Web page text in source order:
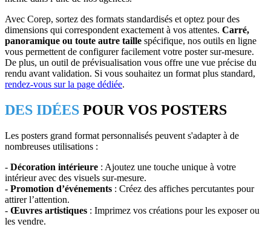
Avec Corep, sortez des formats standardisés et optez pour des
dimensions qui correspondent exactement à vos attentes. Carré,
panoramique ou toute autre taille spécifique, nos outils en ligne
vous permettent de configurer facilement votre poster sur-mesure.
De plus, un outil de prévisualisation vous offre une vue précise du
rendu avant validation. Si vous souhaitez un format plus standard,
rendez-vous sur la page dédiée.
DES IDÉES POUR VOS POSTERS
Les posters grand format personnalisés peuvent s'adapter à de
nombreuses utilisations :
- Décoration intérieure : Ajoutez une touche unique à votre
intérieur avec des visuels sur-mesure.
- Promotion d’événements : Créez des affiches percutantes pour
attirer l’attention.
- Œuvres artistiques : Imprimez vos créations pour les exposer ou
les vendre.